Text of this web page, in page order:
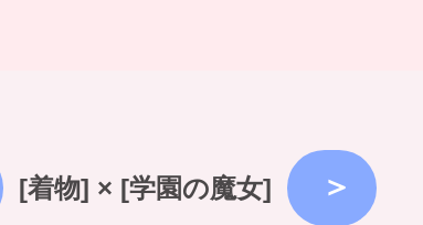
[着物] × [学園の魔女]